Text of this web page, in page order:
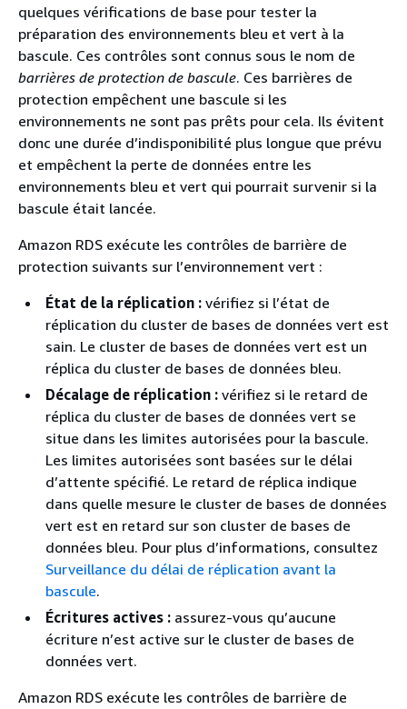
quelques vérifications de base pour tester la
préparation des environnements bleu et vert à la
bascule. Ces contrôles sont connus sous le nom de
barrières de protection de bascule. Ces barrières de
protection empêchent une bascule si les
environnements ne sont pas prêts pour cela. Ils évitent
donc une durée d’indisponibilité plus longue que prévu
et empêchent la perte de données entre les
environnements bleu et vert qui pourrait survenir si la
bascule était lancée.
Amazon RDS exécute les contrôles de barrière de
protection suivants sur l’environnement vert :
État de la réplication : vérifiez si l’état de
réplication du cluster de bases de données vert est
sain. Le cluster de bases de données vert est un
réplica du cluster de bases de données bleu.
Décalage de réplication : vérifiez si le retard de
réplica du cluster de bases de données vert se
situe dans les limites autorisées pour la bascule.
Les limites autorisées sont basées sur le délai
d’attente spécifié. Le retard de réplica indique
dans quelle mesure le cluster de bases de données
vert est en retard sur son cluster de bases de
données bleu. Pour plus d’informations, consultez
Surveillance du délai de réplication avant la
bascule.
Écritures actives : assurez-vous qu’aucune
écriture n’est active sur le cluster de bases de
données vert.
Amazon RDS exécute les contrôles de barrière de